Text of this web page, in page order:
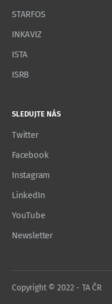
STARFOS
INKAVIZ
ISTA
ISRB
SLEDUJTE NÁS
Twitter
Facebook
Instagram
LinkedIn
YouTube
Newsletter
Copyright © 2022 - TA ČR